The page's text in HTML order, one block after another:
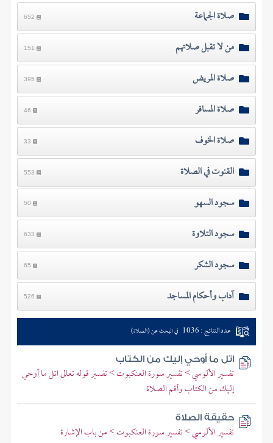
صلاة الجماعة 652
من لا تقبل صلاتهم 151
صلاة المريض 395
صلاة المسافر 46
صلاة الخوف 33
القنوت في الصلاة 553
سجود السهو 50
سجود التلاوة 633
سجود الشكر 65
آداب وأحكام المساجد 526
عدد النتائج : 1036 في البحث عن (الصلاة)
اتل ما أوحي إليك من الكتاب
تفسير الألوسي > تفسير سورة العنكبوت > تفسير قوله تعالى اتل ما أوحي
إليك من الكتاب وأقم الصلاة
حقيقة الصلاة
تفسير الألوسي > تفسير سورة العنكبوت > من باب الإشارة